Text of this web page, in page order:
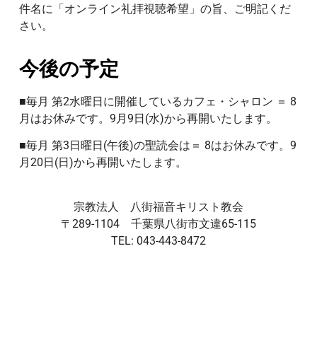
件名に「オンライン礼拝視聴希望」の旨、ご明記くだ
さい。
今後の予定
■毎月 第2水曜日に開催しているカフェ・シャロン ＝ 8
月はお休みです。9月9日(水)から再開いたします。
■毎月 第3日曜日(午後)の聖読会は＝ 8はお休みです。 9
月20日(日)から再開いたします。
宗教法人 八街福音キリスト教会
〒289-1104 千葉県八街市文違65-115
TEL: 043-443-8472